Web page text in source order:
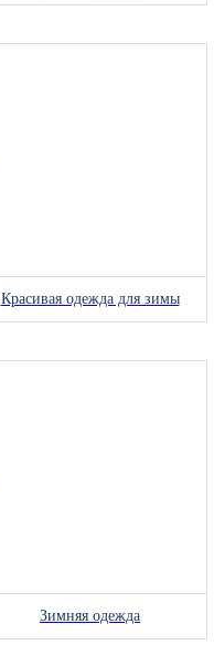
Красивая одежда для зимы
Зимняя одежда